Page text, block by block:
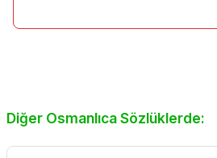
Diğer Osmanlıca Sözlüklerde: